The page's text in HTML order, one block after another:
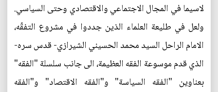
لاسيما في المجال الاجتماعي والاقتصادي وحتى السياسي.
ولعل في طليعة العلماء الذين جددوا في مشروع التفقّه،
الامام الراحل السيد محمد الحسيني الشيرازي- قدس سره-
الذي قدم موسوعة الفقه العظيمة، الى جانب سلسلة "الفقه"
بعناوين "الفقه السياسة" و"الفقه الاقتصاد" و"الفقه